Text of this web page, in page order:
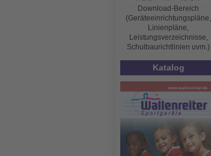
Download-Bereich
(Geräteeinrichtungspläne,
Linienpläne,
Leistungsverzeichnisse,
Schulbaurichtlinien uvm.)
Katalog